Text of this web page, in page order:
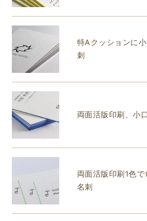
特Aクッションに
刺
両面活版印刷、小
両面活版印刷1色
名刺